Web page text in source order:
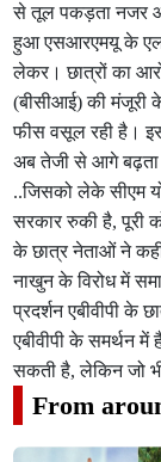
से तूल पकड़ता नजर आ
हुआ एसआरएमयू के
लेकर। छात्रों का
(बीसीआई) की मंजूरी
फीस वसूल रही है।
अब तेजी से आगे बढ़ता
..जिसको लेके सीएम
सरकार रुकी है, पूरी
के छात्र नेताओं ने
नाखुन के विरोध में
प्रदर्शन एबीवीपी के
एबीवीपी के समर्थन में
सकती है, लेकिन जो
From